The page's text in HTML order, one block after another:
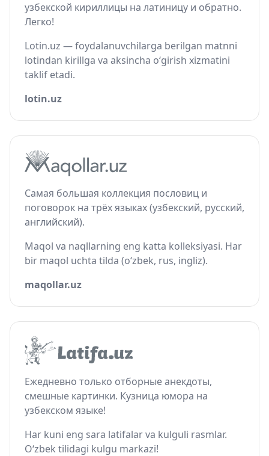
узбекской кириллицы на латиницу и обратно.
Легко!
Lotin.uz — foydalanuvchilarga berilgan matnni
lotindan kirillga va aksincha o‘girish xizmatini
taklif etadi.
lotin.uz
Самая большая коллекция пословиц и
поговорок на трёх языках (узбекский, русский,
английский).
Maqol va naqllarning eng katta kolleksiyasi. Har
bir maqol uchta tilda (o‘zbek, rus, ingliz).
maqollar.uz
Ежедневно только отборные анекдоты,
смешные картинки. Кузница юмора на
узбекском языке!
Har kuni eng sara latifalar va kulguli rasmlar.
O‘zbek tilidagi kulgu markazi!